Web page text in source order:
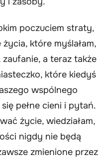
poczuciem straty,
które myślałam,
zaufanie, a teraz także
które kiedyś
wspólnego
pełne cieni i pytań.
życie, wiedziałam,
nigdy nie będą
zmienione przez